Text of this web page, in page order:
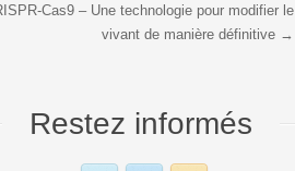
Cas9 – Une technologie pour modifier le
vivant de manière définitive →
Restez informés